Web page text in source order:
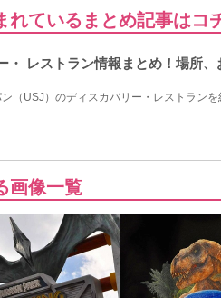
れているまとめ記事はコ
・ レストラン情報まとめ！場所
（USJ）のディスカバリー・レストラン
画像一覧